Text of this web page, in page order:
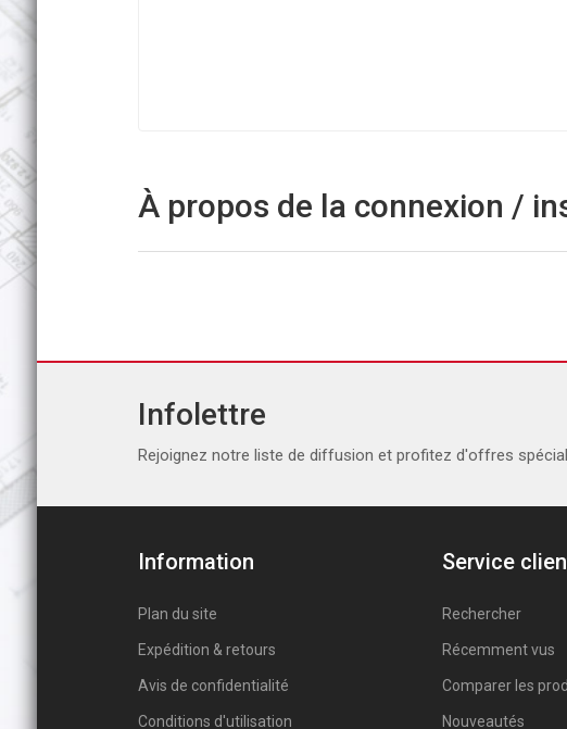
À propos de la connexion /
Infolettre
Rejoignez notre liste de diffusion et profitez d'offres
Information
Plan du site
Expédition & retours
Avis de confidentialité
Conditions d'utilisation
Service
Rechercher
Récemment vus
Comparer les
Nouveautés